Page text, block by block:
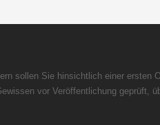
sollen Sie hinsichtlich einer ersten
vor Veröffentlichung geprüft,